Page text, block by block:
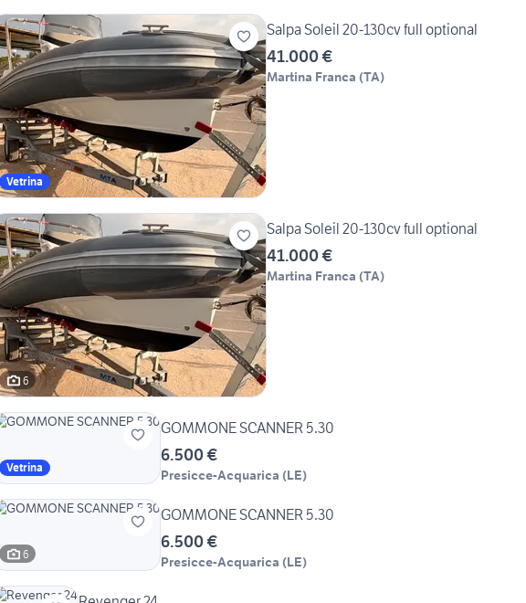
Vetrina
Salpa Soleil 20-130cv full optional
41.000 €
Martina Franca (TA)
6
Salpa Soleil 20-130cv full optional
41.000 €
Martina Franca (TA)
Vetrina
GOMMONE SCANNER 5.30
6.500 €
Presicce-Acquarica (LE)
6
GOMMONE SCANNER 5.30
6.500 €
Presicce-Acquarica (LE)